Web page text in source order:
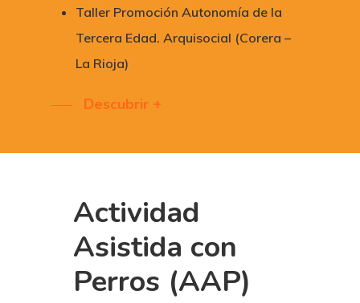
Taller Promoción Autonomía de la
Tercera Edad. Arquisocial (Corera –
La Rioja)
Descubrir +
Actividad
Asistida con
Perros (AAP)